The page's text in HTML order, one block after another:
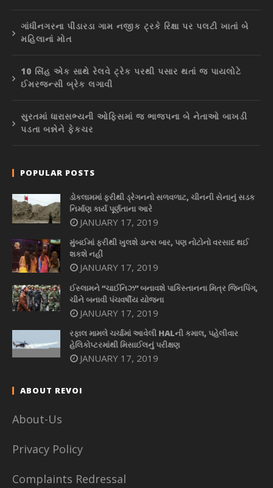
ગાંધીનગરના પીંડારડા ગામ નજીક ટ્રકે રિક્ષા પર પલટી ખાતાં બે
મહિલાનાં મોત
10 સિંહ એક સાથે રેલવે ટ્રેક પરથી પસાર થતાં જ પાયલોટે
ઈમરજન્સી બ્રેક લગાવી
સુરતમાં ધારાસભ્યની ઓફિસમાં જ ભાજપના બે નેતાઓ બાખડી
પડતા બન્નેને ફેકચર
POPULAR POSTS
ડોકલામમાં ફરીથી ડ્રેગનનો સળવળાટ, ચીનની સેનાનું સડક
નિર્માણ કાર્ય પૂર્ણતાના આરે
JANUARY 17, 2019
મુંબઈમાં ફરીથી ખુલશે ડાન્સ બાર, પણ નોટોનો વરસાદ થઈ
શકશે નહીં
JANUARY 17, 2019
ઈસ્લામને “ચાઈનિઝ” બનાવશે પાકિસ્તાનના મિત્ર જિનપિંગ,
ચીને બનાવી પંચવર્ષીય યોજના
JANUARY 17, 2019
રફાલ મામલે ચર્ચામાં આવેલી HALની કમાલ, પહેલીવાર
હેલિકોપ્ટરમાંથી મિસાઈલનું પરીક્ષણ
JANUARY 17, 2019
ABOUT REVOI
About-Us
Privacy Policy
Complaints Redressal